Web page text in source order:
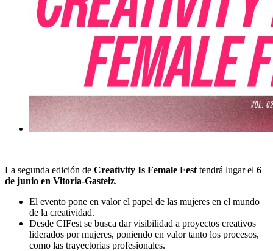
La segunda edición de Creativity Is Female Fest tendrá lugar el 6
de junio en Vitoria-Gasteiz.
El evento pone en valor el papel de las mujeres en el mundo
de la creatividad.
Desde CIFest se busca dar visibilidad a proyectos creativos
liderados por mujeres, poniendo en valor tanto los procesos,
como las trayectorias profesionales.